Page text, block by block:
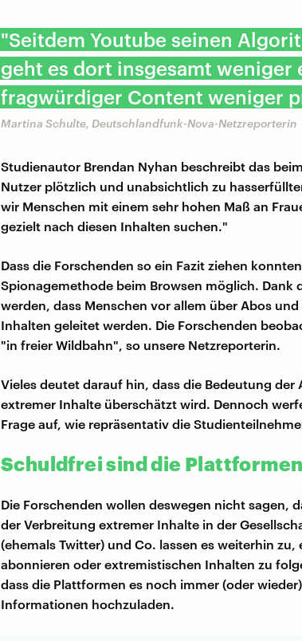
" Seitdem Youtube seinen
geht es dort insgesamt weniger
fragwürdiger Content weniger
Martina Schulte, Deutschlandfunk-Nova-Netzreporterin
Studienautor Brendan Nyhan beschreibt das beim
Nutzer plötzlich und unabsichtlich zu
wir Menschen mit einem sehr hohen Maß an
gezielt nach diesen Inhalten suchen."
Dass die Forschenden so ein Fazit ziehen
Spionagemethode beim Browsen möglich. Dank
werden, dass Menschen vor allem über Abos
Inhalten geleitet werden. Die Forschenden
"in freier Wildbahn", so unsere Netzreporterin.
Vieles deutet darauf hin, dass die Bedeutung
extremer Inhalte überschätzt wird. Dennoch
Frage auf, wie repräsentativ die
Schuldfrei sind die
Die Forschenden wollen deswegen nicht sagen,
der Verbreitung extremer Inhalte in der
(ehemals Twitter) und Co. lassen es weiterhin zu,
abonnieren oder extremistischen Inhalten zu
dass die Plattformen es noch immer (oder
Informationen hochzuladen.